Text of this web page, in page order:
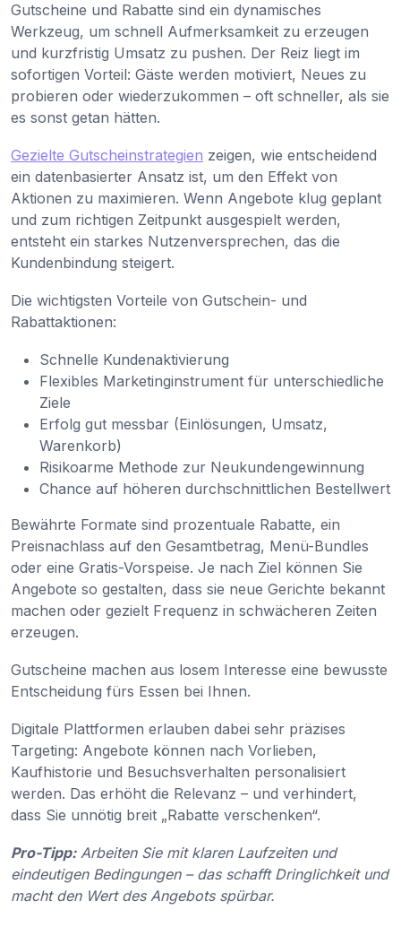
Gutscheine und Rabatte sind ein dynamisches
Werkzeug, um schnell Aufmerksamkeit zu erzeugen
und kurzfristig Umsatz zu pushen. Der Reiz liegt im
sofortigen Vorteil: Gäste werden motiviert, Neues zu
probieren oder wiederzukommen – oft schneller, als sie
es sonst getan hätten.
Gezielte Gutscheinstrategien zeigen, wie entscheidend
ein datenbasierter Ansatz ist, um den Effekt von
Aktionen zu maximieren. Wenn Angebote klug geplant
und zum richtigen Zeitpunkt ausgespielt werden,
entsteht ein starkes Nutzenversprechen, das die
Kundenbindung steigert.
Die wichtigsten Vorteile von Gutschein- und
Rabattaktionen:
Schnelle Kundenaktivierung
Flexibles Marketinginstrument für unterschiedliche
Ziele
Erfolg gut messbar (Einlösungen, Umsatz,
Warenkorb)
Risikoarme Methode zur Neukundengewinnung
Chance auf höheren durchschnittlichen Bestellwert
Bewährte Formate sind prozentuale Rabatte, ein
Preisnachlass auf den Gesamtbetrag, Menü-Bundles
oder eine Gratis-Vorspeise. Je nach Ziel können Sie
Angebote so gestalten, dass sie neue Gerichte bekannt
machen oder gezielt Frequenz in schwächeren Zeiten
erzeugen.
Gutscheine machen aus losem Interesse eine bewusste
Entscheidung fürs Essen bei Ihnen.
Digitale Plattformen erlauben dabei sehr präzises
Targeting: Angebote können nach Vorlieben,
Kaufhistorie und Besuchsverhalten personalisiert
werden. Das erhöht die Relevanz – und verhindert,
dass Sie unnötig breit „Rabatte verschenken“.
Pro-Tipp: Arbeiten Sie mit klaren Laufzeiten und
eindeutigen Bedingungen – das schafft Dringlichkeit und
macht den Wert des Angebots spürbar.